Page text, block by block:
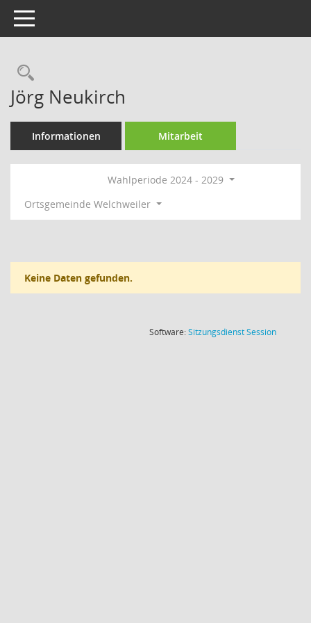
Toggle navigation
Rechercheauswahl
Jörg Neukirch
Informationen Mitarbeit
Wahlperiode 2024 - 2029
Ortsgemeinde Welchweiler
Keine Daten gefunden.
Software:SitzungsdienstSession(Wird in